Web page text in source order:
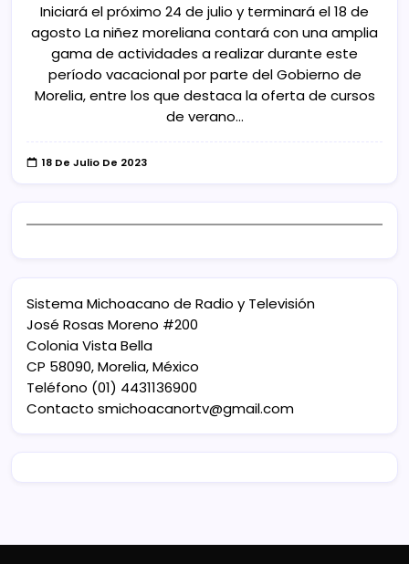
Iniciará el próximo 24 de julio y terminará el 18 de
agosto La niñez moreliana contará con una amplia
gama de actividades a realizar durante este
período vacacional por parte del Gobierno de
Morelia, entre los que destaca la oferta de cursos
de verano…
18 De Julio De 2023
Sistema Michoacano de Radio y Televisión
José Rosas Moreno #200
Colonia Vista Bella
CP 58090, Morelia, México
Teléfono (01) 4431136900
Contacto smichoacanortv@gmail.com